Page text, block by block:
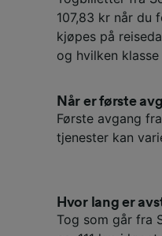
107,83 kr når du
kjøpes på
og hvilken
Når er første
Første avgang
tjenester kan
Hvor lang er
Tog som går fra